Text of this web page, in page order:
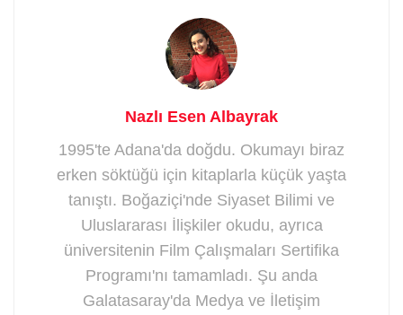
Nazlı Esen Albayrak
1995'te Adana'da doğdu. Okumayı biraz
erken söktüğü için kitaplarla küçük yaşta
tanıştı. Boğaziçi'nde Siyaset Bilimi ve
Uluslararası İlişkiler okudu, ayrıca
üniversitenin Film Çalışmaları Sertifika
Programı'nı tamamladı. Şu anda
Galatasaray'da Medya ve İletişim